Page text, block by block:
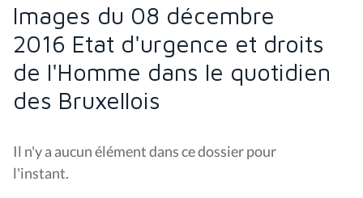
Images du 08 décembre
2016 Etat d'urgence et droits
de l'Homme dans le quotidien
des Bruxellois
Il n'y a aucun élément dans ce dossier pour
l'instant.